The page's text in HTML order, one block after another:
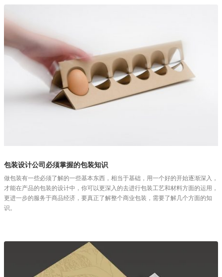
包装设计公司必须掌握的包装知识
做包装有一些必须了解的一些基本东西，相当于基础，用一个好的开始逐渐深入，
才能在产品的包装的设计中，你可以更深入的去进行包装工艺和材料方面的运用，
更进一步的服务于商品经济，要真正了解整个商业包装，需要了解几个方面的知
识。